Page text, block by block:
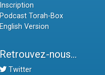
Inscription
Podcast Torah-Box
English Version
Retrouvez-nous...
Twitter